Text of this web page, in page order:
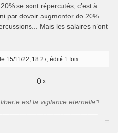
se sont répercutés, c’est à
par devoir augmenter de 20%
Mais les salaires n’ont
15/11/22, 18:27, édité 1 fois.
0 x
est la vigilance éternelle"!